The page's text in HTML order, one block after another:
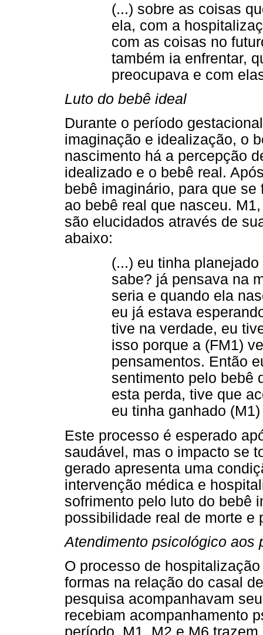
(...) sobre as coisas
ela, com a
com as coisas no
também ia enfrentar,
preocupava e com
Luto do bebê ideal
Durante o período
imaginação e idealização, o
nascimento há a percepção
idealizado e o bebê real.
bebê imaginário, para que
ao bebê real que nasceu.
são elucidados através de
abaixo:
(...) eu tinha
sabe? já pensava na
seria e quando ela
eu já estava
tive na verdade, eu
isso porque a (FM1)
pensamentos. Então
sentimento pelo bebê
esta perda, tive que
eu tinha ganhado (M1)
Este processo é esperado
saudável, mas o impacto se
gerado apresenta uma
intervenção médica e
sofrimento pelo luto do bebê
possibilidade real de morte e
Atendimento psicológico aos
O processo de
formas na relação do casal
pesquisa acompanhavam
recebiam acompanhamento
período. M1, M2 e M6